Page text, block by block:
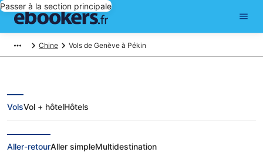
Passer à la section principale
Chine Vols de Genève à Pékin
Vols pas chers de Genève à Pékin
VolsVol + hôtelHôtels
Aller-retourAller simpleMultidestination